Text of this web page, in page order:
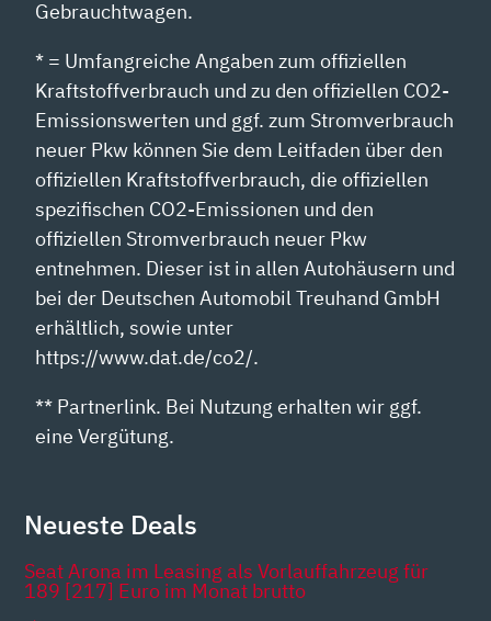
Gebrauchtwagen.
* = Umfangreiche Angaben zum offiziellen
Kraftstoffverbrauch und zu den offiziellen CO2-
Emissionswerten und ggf. zum Stromverbrauch
neuer Pkw können Sie dem Leitfaden über den
offiziellen Kraftstoffverbrauch, die offiziellen
spezifischen CO2-Emissionen und den
offiziellen Stromverbrauch neuer Pkw
entnehmen. Dieser ist in allen Autohäusern und
bei der Deutschen Automobil Treuhand GmbH
erhältlich, sowie unter
https://www.dat.de/co2/.
** Partnerlink. Bei Nutzung erhalten wir ggf.
eine Vergütung.
Neueste Deals
Seat Arona im Leasing als Vorlauffahrzeug für
189 [217] Euro im Monat brutto